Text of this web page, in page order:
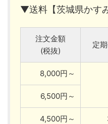
▼送料【茨城県かす
注文金額
(税抜)
定
8,000円～
6,500円～
4,500円～